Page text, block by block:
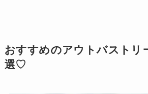
おすすめのアウトバストリ
選♡